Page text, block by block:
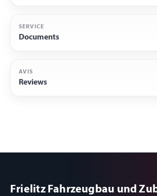
SERVICE
Documents
AVIS
Reviews
Frielitz Fahrzeugbau und